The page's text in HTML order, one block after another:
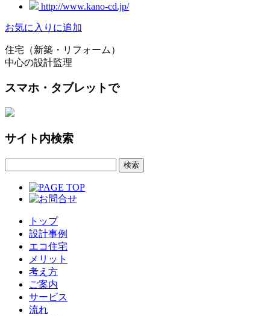
http://www.kano-cd.jp/
お気に入りに追加
住宅（新築・リフォーム）
中心の設計監理
スマホ・タブレットで
サイト内検索
トップ
設計事例
エコ住宅
メリット
考え方
ご案内
サービス
流れ